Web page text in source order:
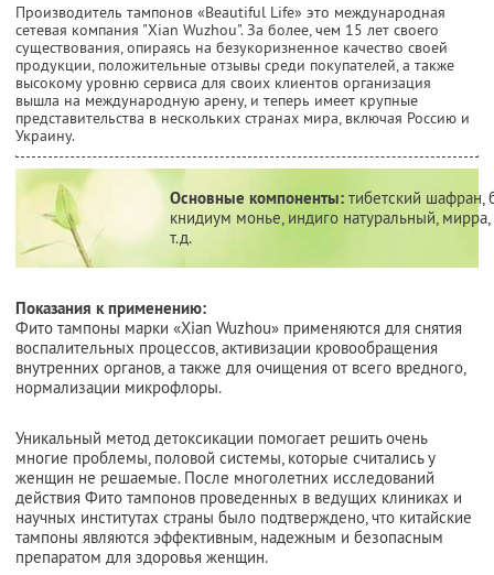
Производитель тампонов «Beautiful Life» это международная
сетевая компания "Xian Wuzhou". За более, чем 15 лет своего
существования, опираясь на безукоризненное качество своей
продукции, положительные отзывы среди покупателей, а также
высокому уровню сервиса для своих клиентов организация
вышла на международную арену, и теперь имеет крупные
представительства в нескольких странах мира, включая Россию и
Украину.
Основные компоненты: тибетский шафран,
книдиум монье, индиго натуральный,
т.д.
Показания к применению:
Фито тампоны марки «Xian Wuzhou» применяются для снятия
воспалительных процессов, активизации кровообращения
внутренних органов, а также для очищения от всего вредного,
нормализации микрофлоры.
Уникальный метод детоксикации помогает решить очень
многие проблемы, половой системы, которые считались у
женщин не решаемые. После многолетних исследований
действия Фито тампонов проведенных в ведущих клиниках и
научных институтах страны было подтверждено, что китайские
тампоны являются эффективным, надежным и безопасным
препаратом для здоровья женщин.